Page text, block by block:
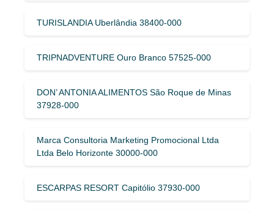
TURISLANDIA Uberlândia 38400-000
TRIPNADVENTURE Ouro Branco 57525-000
DON’ ANTONIA ALIMENTOS São Roque de Minas
37928-000
Marca Consultoria Marketing Promocional Ltda
Ltda Belo Horizonte 30000-000
ESCARPAS RESORT Capitólio 37930-000